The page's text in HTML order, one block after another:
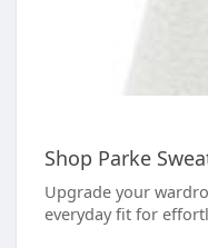
Shop Parke
Upgrade your
everyday fit for